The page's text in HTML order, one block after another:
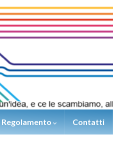
Regolamento Contatti